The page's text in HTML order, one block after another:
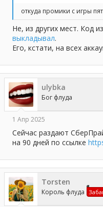
откуда промики с игры
Не, из других мест. Код
выкладывал.
Его, кстати, на всех
ulybka
Бог флуда
1 Апр 2025
Сейчас раздают
на 90 дней по ссылке
Torsten
Король флуда